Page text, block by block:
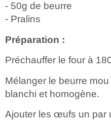
- 50g de beurre
- Pralins
Préparation :
Préchauffer le four à
Mélanger le beurre
blanchi et homogène.
Ajouter les œufs un par